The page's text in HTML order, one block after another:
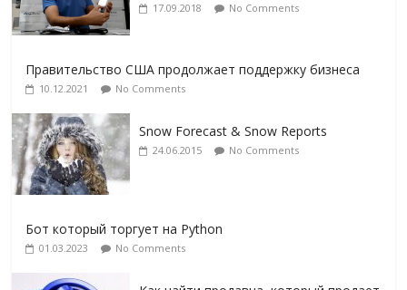
17.09.2018 No Comments
Правительство США продолжает поддержку бизнеса
10.12.2021 No Comments
Snow Forecast & Snow Reports
24.06.2015 No Comments
Бот который торгует на Python
01.03.2023 No Comments